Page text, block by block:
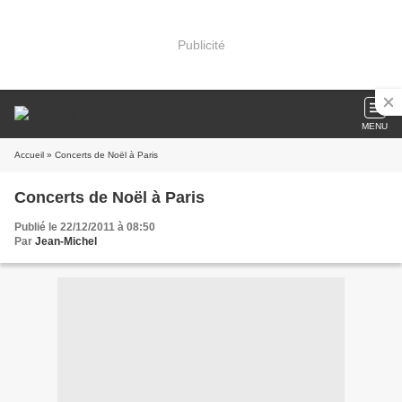
Publicité
MENU
Accueil » Concerts de Noël à Paris
Concerts de Noël à Paris
Publié le 22/12/2011 à 08:50
Par Jean-Michel